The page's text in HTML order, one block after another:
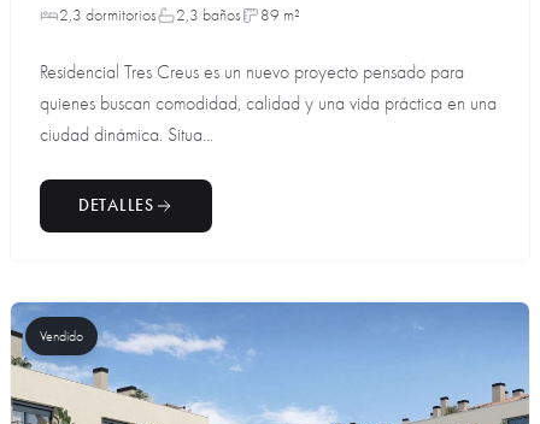
2,3 dormitorios 2,3 baños 89 m²
Residencial Tres Creus es un nuevo proyecto pensado para
quienes buscan comodidad, calidad y una vida práctica en una
ciudad dinámica. Situa...
DETALLES
Vendido